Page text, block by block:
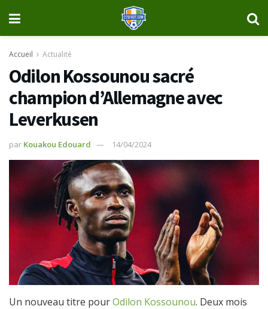
Accueil Actualité
Odilon Kossounou sacré
champion d’Allemagne avec
Leverkusen
par Kouakou Edouard 14/04/2024
Un nouveau titre pourOdilon Kossounou. Deux mois